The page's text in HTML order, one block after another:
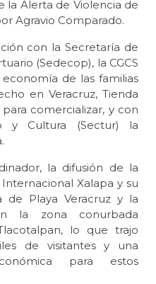
la Alerta de Violencia de
Agravio Comparado.
con la Secretaría de
(Sedecop), la CGCS
de las familias
en Veracruz, Tienda
comercializar, y con
y Cultura (Sectur) la
la difusión de la
Xalapa y su
de Playa Veracruz y la
la zona conurbada
lo que trajo
de visitantes y una
para estos